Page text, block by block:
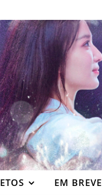
EM BREVE